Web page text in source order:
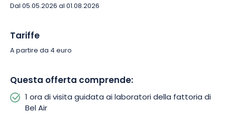
Bel Air di Landroff.
Dal 05.05.2026 al 01.08.2026
Tariffe
A partire da 4 euro
Questa offerta comprende:
1 ora di visita guidata ai laboratori della fattoria di
Bel Air